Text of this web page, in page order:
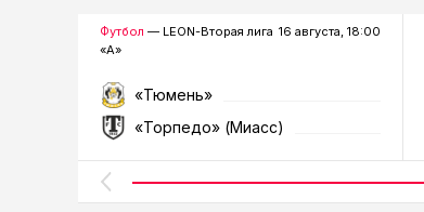
Футбол — LEON-Вторая лига
«А»
16 августа, 18:00
«Тюмень»
«Торпедо» (Миасс)